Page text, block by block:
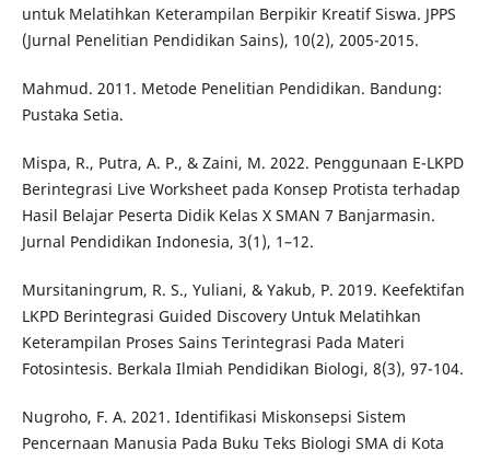
untuk Melatihkan Keterampilan Berpikir Kreatif Siswa. JPPS
(Jurnal Penelitian Pendidikan Sains), 10(2), 2005-2015.
Mahmud. 2011. Metode Penelitian Pendidikan. Bandung:
Pustaka Setia.
Mispa, R., Putra, A. P., & Zaini, M. 2022. Penggunaan E-LKPD
Berintegrasi Live Worksheet pada Konsep Protista terhadap
Hasil Belajar Peserta Didik Kelas X SMAN 7 Banjarmasin.
Jurnal Pendidikan Indonesia, 3(1), 1–12.
Mursitaningrum, R. S., Yuliani, & Yakub, P. 2019. Keefektifan
LKPD Berintegrasi Guided Discovery Untuk Melatihkan
Keterampilan Proses Sains Terintegrasi Pada Materi
Fotosintesis. Berkala Ilmiah Pendidikan Biologi, 8(3), 97-104.
Nugroho, F. A. 2021. Identifikasi Miskonsepsi Sistem
Pencernaan Manusia Pada Buku Teks Biologi SMA di Kota